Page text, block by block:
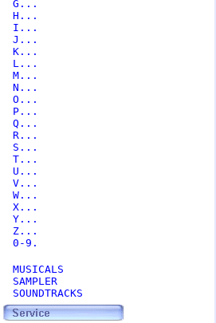
G...
H...
I...
J...
K...
L...
M...
N...
O...
P...
Q...
R...
S...
T...
U...
V...
W...
X...
Y...
Z...
0-9.
MUSICALS
SAMPLER
SOUNDTRACKS